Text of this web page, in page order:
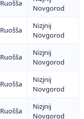
Ruošša
Novgorod
Ruošša
Nizjnij
Novgorod
Ruošša
Nizjnij
Novgorod
Ruošša
Nizjnij
Novgorod
Ruošša
Nizjnij
Novgorod